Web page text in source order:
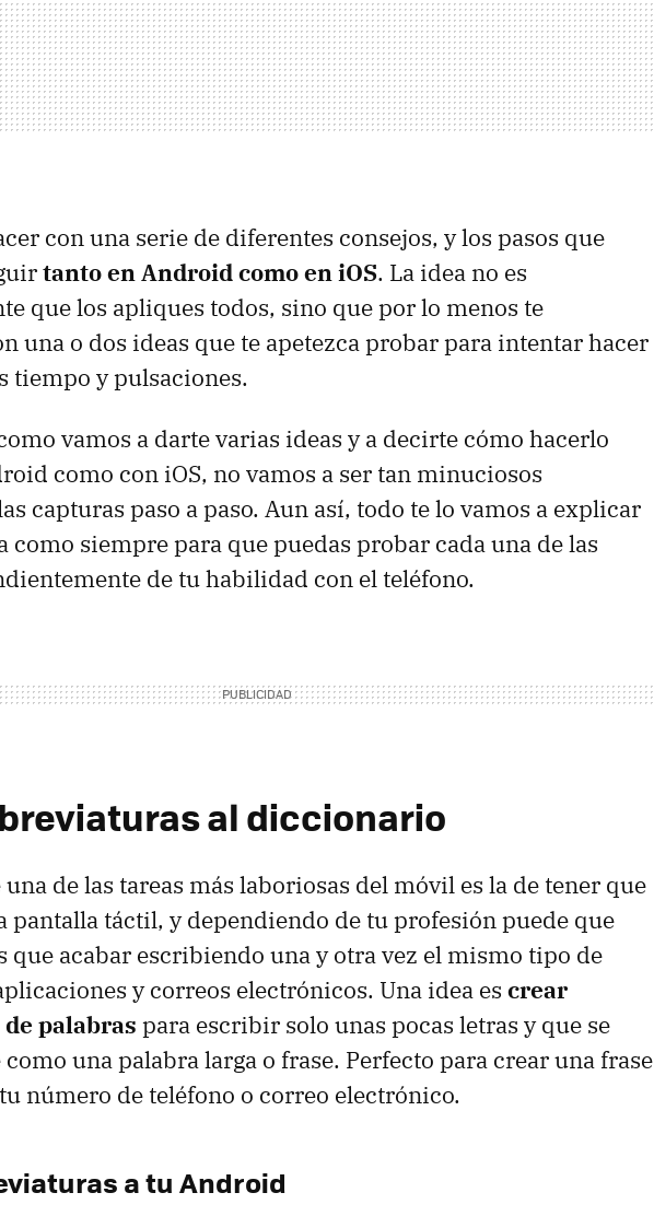
con una serie de diferentes consejos, y los pasos que
tanto en Android como en iOS. La idea no es
que los apliques todos, sino que por lo menos te
una o dos ideas que te apetezca probar para intentar hacer
tiempo y pulsaciones.
vamos a darte varias ideas y a decirte cómo hacerlo
como con iOS, no vamos a ser tan minuciosos
capturas paso a paso. Aun así, todo te lo vamos a explicar
como siempre para que puedas probar cada una de las
de tu habilidad con el teléfono.
al diccionario
de las tareas más laboriosas del móvil es la de tener que
pantalla táctil, y dependiendo de tu profesión puede que
que acabar escribiendo una y otra vez el mismo tipo de
y correos electrónicos. Una idea es crear
palabras para escribir solo unas pocas letras y que se
una palabra larga o frase. Perfecto para crear una frase
número de teléfono o correo electrónico.
a tu Android